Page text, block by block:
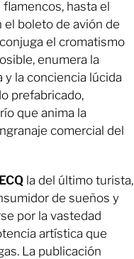
hasta el
el boleto de avión de
el cromatismo
enumera la
y la conciencia lúcida
prefabricado,
que anima la
comercial del
la del último turista,
de sueños y
por la vastedad
artística que
La publicación